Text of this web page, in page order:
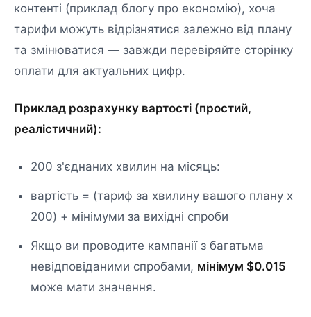
контенті (приклад блогу про економію), хоча
тарифи можуть відрізнятися залежно від плану
та змінюватися — завжди перевіряйте сторінку
оплати для актуальних цифр.
Приклад розрахунку вартості (простий,
реалістичний):
200 з'єднаних хвилин на місяць:
вартість = (тариф за хвилину вашого плану x
200) + мінімуми за вихідні спроби
Якщо ви проводите кампанії з багатьма
невідповіданими спробами, мінімум $0.015
може мати значення.